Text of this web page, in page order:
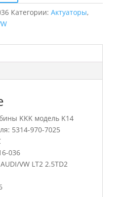
Категории: Актуаторы,
KKK модель K14
5314-970-7025
036
VW LT2 2.5TD2